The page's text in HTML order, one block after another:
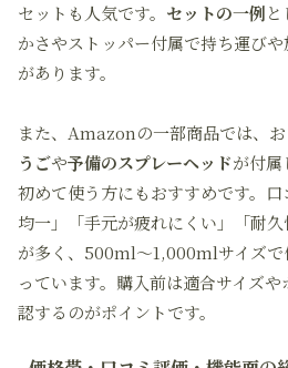
セットも人気です。 セットの一例
かさやストッパー付属で持ち運び
があります。
また、Amazonの一部商品では、
うごや予備のスプレーヘッドが付属
初めて使う方にもおすすめです。
均一」「手元が疲れにくい」「耐
が多く、500ml～1,000mlサイズで
っています。購入前は適合サイズ
認するのがポイントです。